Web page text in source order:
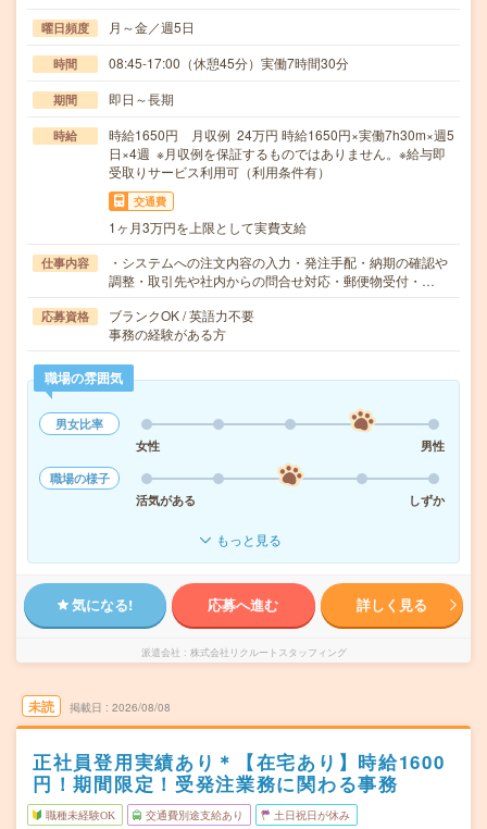
曜日頻度 月～金／週5日
時間 08:45-17:00（休憩45分）実働7時間30分
期間 即日～長期
時給
時給1650円 月収例 24万円 時給1650円×実働7h30m×週5
日×4週 ※月収例を保証するものではありません。※給与即
受取りサービス利用可（利用条件有）
交通費
1ヶ月3万円を上限として実費支給
仕事内容
・システムへの注文内容の入力・発注手配・納期の確認や
調整・取引先や社内からの問合せ対応・郵便物受付・…
応募資格
ブランクOK / 英語力不要
事務の経験がある方
職場の雰囲気
男女比率
女性
男性
職場の様子
活気がある
しずか
もっと見る
気になる! 応募へ進む 詳しく見る
派遣会社 株式会社リクルートスタッフィング
未読 掲載日 2026/08/08
正社員登用実績あり＊【在宅あり】時給1600
円！期間限定！受発注業務に関わる事務
職種未経験OK 交通費別途支給あり 土日祝日が休み